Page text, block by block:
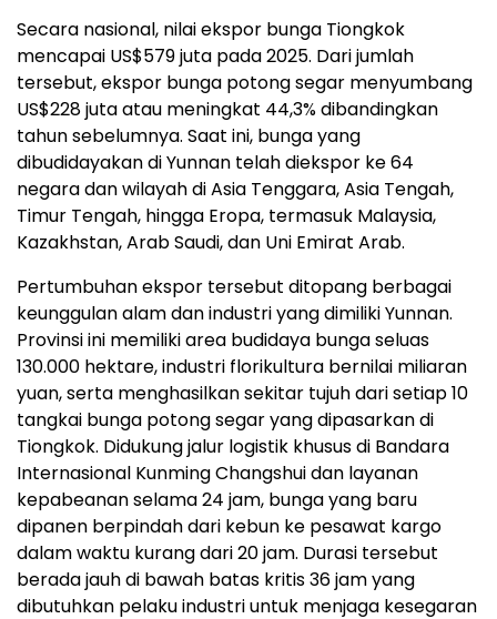
Secara nasional, nilai ekspor bunga Tiongkok
mencapai US$579 juta pada 2025. Dari jumlah
tersebut, ekspor bunga potong segar menyumbang
US$228 juta atau meningkat 44,3% dibandingkan
tahun sebelumnya. Saat ini, bunga yang
dibudidayakan di Yunnan telah diekspor ke 64
negara dan wilayah di Asia Tenggara, Asia Tengah,
Timur Tengah, hingga Eropa, termasuk Malaysia,
Kazakhstan, Arab Saudi, dan Uni Emirat Arab.
Pertumbuhan ekspor tersebut ditopang berbagai
keunggulan alam dan industri yang dimiliki Yunnan.
Provinsi ini memiliki area budidaya bunga seluas
130.000 hektare, industri florikultura bernilai miliaran
yuan, serta menghasilkan sekitar tujuh dari setiap 10
tangkai bunga potong segar yang dipasarkan di
Tiongkok. Didukung jalur logistik khusus di Bandara
Internasional Kunming Changshui dan layanan
kepabeanan selama 24 jam, bunga yang baru
dipanen berpindah dari kebun ke pesawat kargo
dalam waktu kurang dari 20 jam. Durasi tersebut
berada jauh di bawah batas kritis 36 jam yang
dibutuhkan pelaku industri untuk menjaga kesegaran